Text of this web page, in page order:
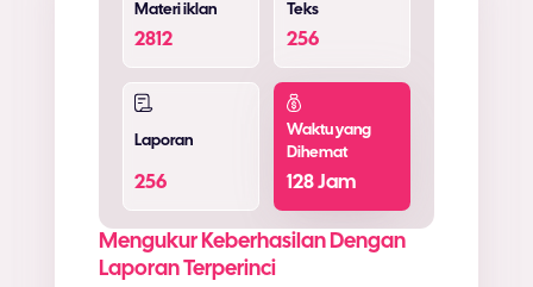
Materi iklan
2812
Teks
256
Laporan
256
Waktu yang
Dihemat
128Jam
Mengukur Keberhasilan Dengan
Laporan Terperinci